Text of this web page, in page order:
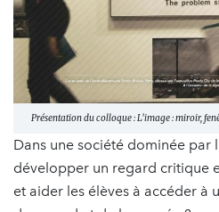
Présentation du colloque : L’image : miroir,
Dans une société dominée par
développer un regard critique
et aider les élèves à accéder à